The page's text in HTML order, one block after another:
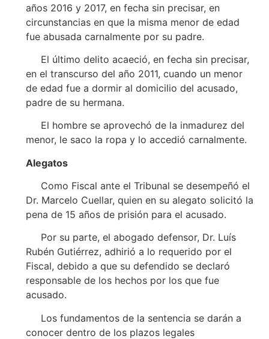
años 2016 y 2017, en fecha sin precisar, en
circunstancias en que la misma menor de edad
fue abusada carnalmente por su padre.
El último delito acaeció, en fecha sin precisar,
en el transcurso del año 2011, cuando un menor
de edad fue a dormir al domicilio del acusado,
padre de su hermana.
El hombre se aprovechó de la inmadurez del
menor, le saco la ropa y lo accedió carnalmente.
Alegatos
Como Fiscal ante el Tribunal se desempeñó el
Dr. Marcelo Cuellar, quien en su alegato solicitó la
pena de 15 años de prisión para el acusado.
Por su parte, el abogado defensor, Dr. Luís
Rubén Gutiérrez, adhirió a lo requerido por el
Fiscal, debido a que su defendido se declaró
responsable de los hechos por los que fue
acusado.
Los fundamentos de la sentencia se darán a
conocer dentro de los plazos legales